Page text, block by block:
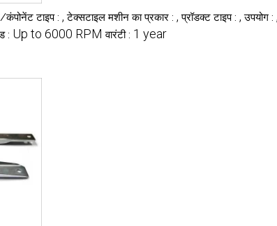
कंपोनेंट टाइप : , टेक्सटाइल मशीन का प्रकार : , प्रॉडक्ट टाइप : , उपयोग : ,
: Up to 6000 RPM वारंटी : 1 year